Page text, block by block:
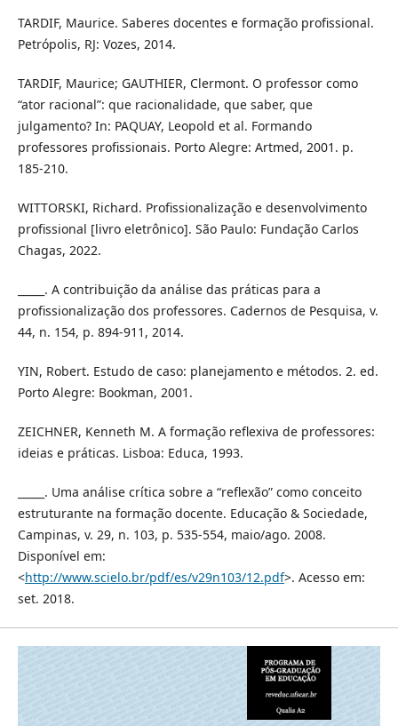
TARDIF, Maurice. Saberes docentes e formação profissional.
Petrópolis, RJ: Vozes, 2014.
TARDIF, Maurice; GAUTHIER, Clermont. O professor como
“ator racional”: que racionalidade, que saber, que
julgamento? In: PAQUAY, Leopold et al. Formando
professores profissionais. Porto Alegre: Artmed, 2001. p.
185-210.
WITTORSKI, Richard. Profissionalização e desenvolvimento
profissional [livro eletrônico]. São Paulo: Fundação Carlos
Chagas, 2022.
_____. A contribuição da análise das práticas para a
profissionalização dos professores. Cadernos de Pesquisa, v.
44, n. 154, p. 894-911, 2014.
YIN, Robert. Estudo de caso: planejamento e métodos. 2. ed.
Porto Alegre: Bookman, 2001.
ZEICHNER, Kenneth M. A formação reflexiva de professores:
ideias e práticas. Lisboa: Educa, 1993.
_____. Uma análise crítica sobre a “reflexão” como conceito
estruturante na formação docente. Educação & Sociedade,
Campinas, v. 29, n. 103, p. 535-554, maio/ago. 2008.
Disponível em:
<http://www.scielo.br/pdf/es/v29n103/12.pdf>. Acesso em:
set. 2018.